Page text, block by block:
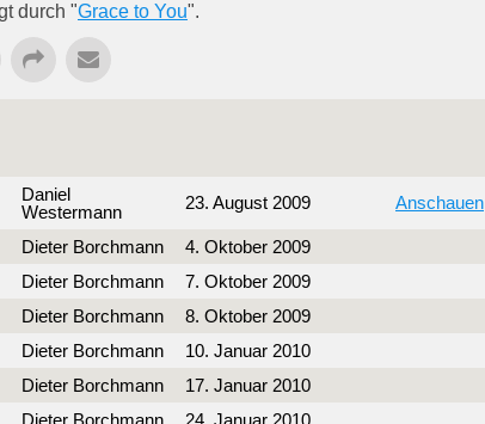
durch "Grace to You".
Daniel
Westermann
23. August 2009 Anschauen
Dieter Borchmann 4. Oktober 2009
Dieter Borchmann 7. Oktober 2009
Dieter Borchmann 8. Oktober 2009
Dieter Borchmann 10. Januar 2010
Dieter Borchmann 17. Januar 2010